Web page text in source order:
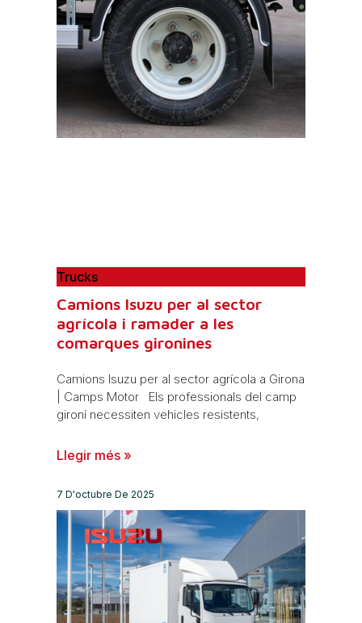
Trucks
Camions Isuzu per al sector
agrícola i ramader a les
comarques gironines
Camions Isuzu per al sector agrícola a Girona
| Camps Motor Els professionals del camp
gironí necessiten vehicles resistents,
Llegir més »
7 D'octubre De 2025